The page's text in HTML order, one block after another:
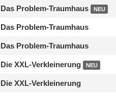
Das Problem-Traumhaus NEU
Das Problem-Traumhaus
Das Problem-Traumhaus
Die XXL-Verkleinerung NEU
Die XXL-Verkleinerung